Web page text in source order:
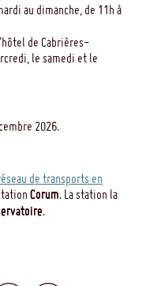
au dimanche, de 11h à
de Cabrières-
le samedi et le
2026.
de transports en
Corum. La station la
.